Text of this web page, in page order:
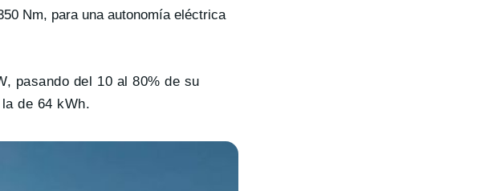
Nm, para una autonomía eléctrica
pasando del 10 al 80% de su
de 64 kWh.